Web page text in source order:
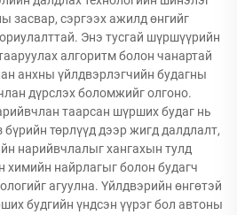
засвар, сэргээх ажилд өнгийг
Энэ тусгай шүршүүрийн
алгоритм болон чанартай
анхны үйлдвэрлэгчийн будагны
дүрслэх боломжийг олгоно.
таарсан шүрших будаг нь
төрлүүд дээр жигд далдлалт,
нарийвчлалыг хангахын тулд
найрлагыг болон будагч
агуулна. Үйлдвэрийн өнгөтэй
будгийн үндсэн үүрэг бол автоны